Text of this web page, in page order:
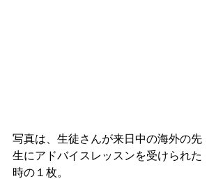
写真は、生徒さんが来日中の海外の先
生にアドバイスレッスンを受けられた
時の１枚。